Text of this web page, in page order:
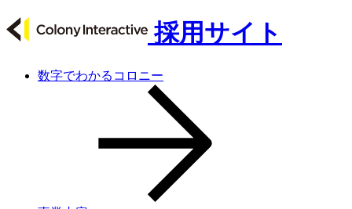
採用サイト
数字でわかるコロニー